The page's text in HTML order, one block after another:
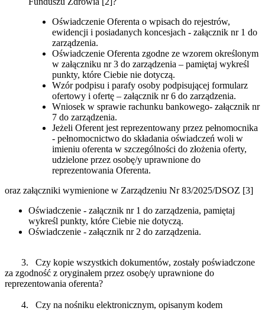
Oświadczenie Oferenta o wpisach do rejestrów,
ewidencji i posiadanych koncesjach - załącznik nr 1 do
zarządzenia.
Oświadczenie Oferenta zgodne ze wzorem określonym
w załączniku nr 3 do zarządzenia – pamiętaj wykreśl
punkty, które Ciebie nie dotyczą.
Wzór podpisu i parafy osoby podpisującej formularz
ofertowy i ofertę – załącznik nr 6 do zarządzenia.
Wniosek w sprawie rachunku bankowego- załącznik nr
7 do zarządzenia.
Jeżeli Oferent jest reprezentowany przez pełnomocnika
- pełnomocnictwo do składania oświadczeń woli w
imieniu oferenta w szczególności do złożenia oferty,
udzielone przez osobę/y uprawnione do
reprezentowania Oferenta.
oraz załączniki wymienione w Zarządzeniu Nr 83/2025/DSOZ [3]
Oświadczenie - załącznik nr 1 do zarządzenia, pamiętaj
wykreśl punkty, które Ciebie nie dotyczą.
Oświadczenie - załącznik nr 2 do zarządzenia.
3. Czy kopie wszystkich dokumentów, zostały poświadczone
za zgodność z oryginałem przez osobę/y uprawnione do
reprezentowania oferenta?
4. Czy na nośniku elektronicznym, opisanym kodem